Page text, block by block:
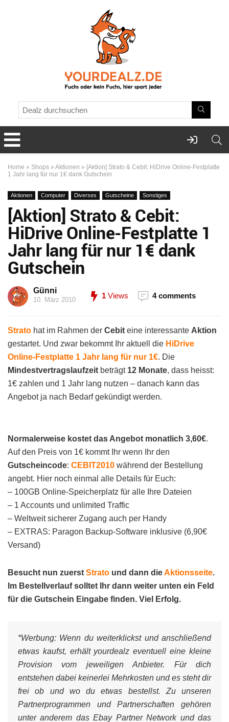
Home » Shops » Aktionen » [Aktion] Strato & Cebit: HiDrive Online-Festplatte
1 Jahr lang für nur 1€ dank Gutschein
Aktionen Computer Diverses Gutscheine Sonstiges
[Aktion] Strato & Cebit:
HiDrive Online-Festplatte 1
Jahr lang für nur 1€ dank
Gutschein
Günni
10. März 2010 1 Views 4 comments
Strato hat im Rahmen der Cebit eine interessante Aktion
gestartet. Und zwar bekommt Ihr aktuell die HiDrive
Online-Festplatte 1 Jahr lang für nur 1€. Die
Mindestvertragslaufzeit beträgt 12 Monate, dass heisst:
1€ zahlen und 1 Jahr lang nutzen – danach kann das
Angebot ja nach Bedarf gekündigt werden.
Normalerweise kostet das Angebot monatlich 3,60€.
Auf den Preis von 1€ kommt Ihr wenn Ihr den
Gutscheincode: CEBIT2010 während der Bestellung
angebt. Hier noch einmal alle Details für Euch:
– 100GB Online-Speicherplatz für alle Ihre Dateien
– 1 Accounts und unlimited Traffic
– Weltweit sicherer Zugang auch per Handy
– EXTRAS: Paragon Backup-Software inklusive (6,90€
Versand)
Besucht nun zuerst Strato und dann dieAktionsseite.
Im Bestellverlauf solltet Ihr dann weiter unten ein Feld
für die Gutschein Eingabe finden. Viel Erfolg.
*Werbung: Wenn du weiterklickst und anschließend
etwas kaufst, erhält yourdealz eventuell eine kleine
Provision vom jeweiligen Anbieter. Für dich
entstehen dabei keinerlei Mehrkosten und es steht dir
frei ob und wo du etwas bestellst. Zu unseren
Partnerprogrammen und Partnerschaften gehören
unter anderem das Ebay Partner Network und das